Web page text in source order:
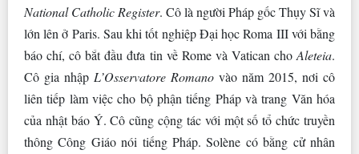
National Catholic Register. Cô là người Pháp gốc Thụy Sĩ và
lớn lên ở Paris. Sau khi tốt nghiệp Đại học Roma III với bằng
báo chí, cô bắt đầu đưa tin về Rome và Vatican cho Aleteia.
Cô gia nhập L’Osservatore Romano vào năm 2015, nơi cô
liên tiếp làm việc cho bộ phận tiếng Pháp và trang Văn hóa
của nhật báo Ý. Cô cũng cộng tác với một số tổ chức truyền
thông Công Giáo nói tiếng Pháp. Solène có bằng cử nhân